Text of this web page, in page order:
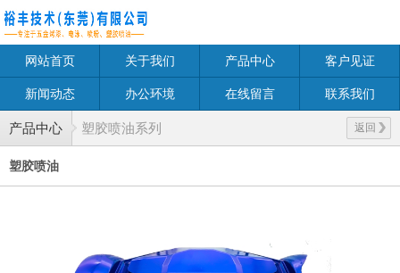
网站首页 关于我们 产品中心 客户见证
新闻动态 办公环境 在线留言 联系我们
产品中心 返回
塑胶喷油系列
塑胶喷油